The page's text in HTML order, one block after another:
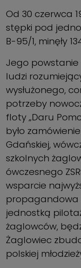
Od 30 czerwca
stępki pod
B-95/1, minęły
Jego powstanie
ludzi
wysłużonego,
potrzeby
floty „Daru
było
Gdańskiej,
szkolnych
ówczesnego
wsparcie
propagandowa
jednostką
żaglowców,
Żaglowiec
polskiej